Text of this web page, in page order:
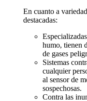
En cuanto a
destacadas:
humo, tienen
de gases
Sistemas
cualquier
al sensor de
sospechosas.
Contra las